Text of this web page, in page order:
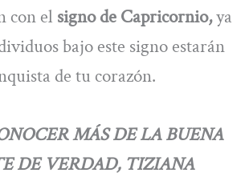
con el signo de Capricornio,ya
bajo este signo estarán
de tu corazón.
MÁS DE LA BUENA
DE VERDAD, TIZIANA